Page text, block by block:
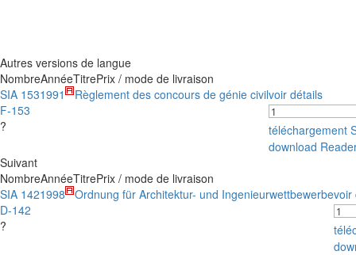
Autres versions de langue
NombreAnnéeTitrePrix / mode de livraison
SIA 153
F-153
?
1991 Règlement des concours de génie civilvoir détails
téléchargement
download
Suivant
NombreAnnéeTitrePrix / mode de livraison
SIA 142
D-142
?
1998 Ordnung für Architektur- und Ingenieurwettbewerbevoir